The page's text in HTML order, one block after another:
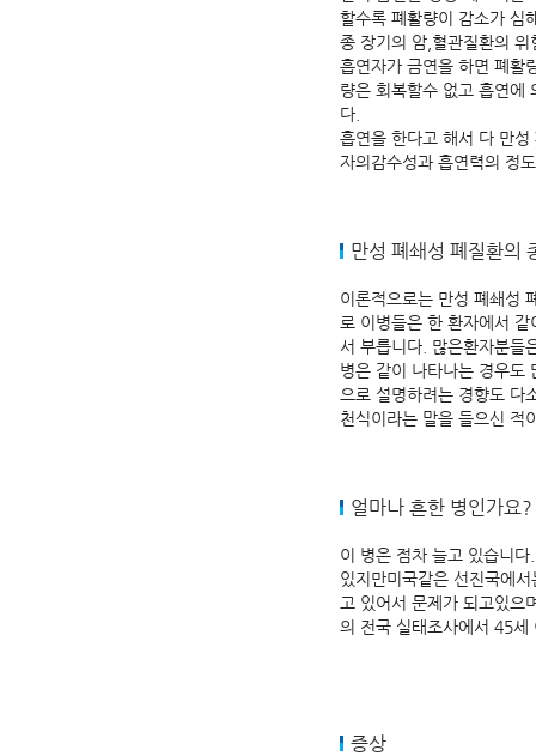
할수록 폐활량이 감소가 심
종 장기의 암,혈관질환의
흡연자가 금연을 하면 폐활
량은 회복할수 없고 흡연에
다.
흡연을 한다고 해서 다 만
자의감수성과 흡연력의 정
만성 폐쇄성 폐질환의
이론적으로는 만성 폐쇄성
로 이병들은 한 환자에서
서 부릅니다. 많은환자분들
병은 같이 나타나는 경우도
으로 설명하려는 경향도 다
천식이라는 말을 들으신 적
얼마나 흔한 병인가요?
이 병은 점차 늘고 있습니
있지만미국같은 선진국에
고 있어서 문제가 되고있
의 전국 실태조사에서 45
증상